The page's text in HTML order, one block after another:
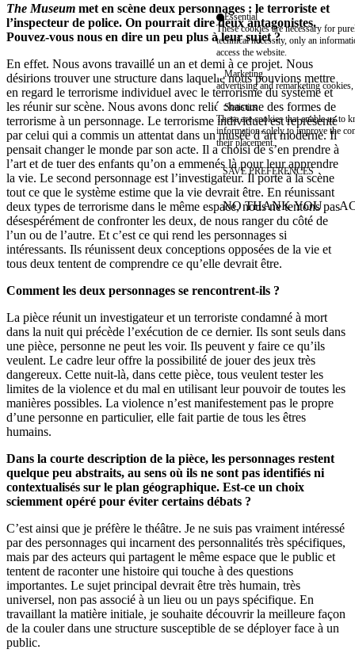
The Museum met en scène deux personnages : le terroriste et
l’inspecteur de police. On pourrait dire deux antagonistes.
Pouvez-vous nous en dire un peu plus à leur sujet ?
En effet. Nous avons travaillé un an et demi à ce projet. Nous
désirions trouver une structure dans laquelle nous pouvions mettre
en regard le terrorisme individuel avec le terrorisme du système et
les réunir sur scène. Nous avons donc relié chacune des formes de
terrorisme à un personnage. Le terrorisme individuel est représenté
par celui qui a commis un attentat dans un musée d’art moderne. Il
pensait changer le monde par son acte. Il a choisi de s’en prendre à
l’art et de tuer des enfants qu’on a emmenés là pour leur apprendre
la vie. Le second personnage est l’investigateur. Il porte à la scène
tout ce que le système estime que la vie devrait être. En réunissant
deux types de terrorisme dans le même espace, nous ne tentons pas
désespérément de confronter les deux, de nous ranger du côté de
l’un ou de l’autre. Et c’est ce qui rend les personnages si
intéressants. Ils réunissent deux conceptions opposées de la vie et
tous deux tentent de comprendre ce qu’elle devrait être.
Comment les deux personnages se rencontrent-ils ?
La pièce réunit un investigateur et un terroriste condamné à mort
dans la nuit qui précède l’exécution de ce dernier. Ils sont seuls dans
une pièce, personne ne peut les voir. Ils peuvent y faire ce qu’ils
veulent. Le cadre leur offre la possibilité de jouer des jeux très
dangereux. Cette nuit-là, dans cette pièce, tous veulent tester les
limites de la violence et du mal en utilisant leur pouvoir de toutes les
manières possibles. La violence n’est manifestement pas le propre
d’une personne en particulier, elle fait partie de tous les êtres
humains.
Dans la courte description de la pièce, les personnages restent
quelque peu abstraits, au sens où ils ne sont pas identifiés ni
contextualisés sur le plan géographique. Est-ce un choix
sciemment opéré pour éviter certains débats ?
C’est ainsi que je préfère le théâtre. Je ne suis pas vraiment intéressé
par des personnages qui incarnent des personnalités très spécifiques,
mais par des acteurs qui partagent le même espace que le public et
tentent de raconter une histoire qui touche à des questions
importantes. Le sujet principal devrait être très humain, très
universel, non pas associé à un lieu ou un pays spécifique. En
travaillant la matière initiale, je souhaite découvrir la meilleure façon
de la couler dans une structure susceptible de se déployer face à un
public.
Essential
These cookies are necessary for
technical necessity, only an
access the website.
Marketing
advertising and remarketing cookies,
Statistics
These are cookies that enable us to
information solely to improve the
their placement.
SAVE PREFERENCES
NO THANK YOU
WITHDRAW